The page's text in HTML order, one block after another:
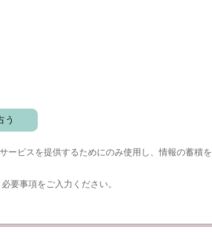
ービスを提供するためにのみ使用し、情報の蓄積を
要事項をご入力ください。